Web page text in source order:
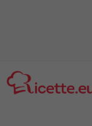
al
contenuto